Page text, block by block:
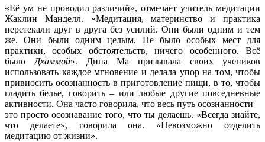
«Её ум не проводил различий», отмечает учитель медитации
Жаклин Манделл. «Медитация, материнство и практика
перетекали друг в друга без усилий. Они были одним и тем
же. Они были одним целым. Не было особых мест для
практики, особых обстоятельств, ничего особенного. Всё
было Дхаммой». Дипа Ма призывала своих учеников
использовать каждое мгновение и делала упор на том, чтобы
привносить осознанность в приготовление пищи, в то, чтобы
гладить белье, говорить – или любые другие повседневные
активности. Она часто говорила, что весь путь осознанности –
это просто осознавание того, что ты делаешь. «Всегда знайте,
что делаете», говорила она. «Невозможно отделить
медитацию от жизни».